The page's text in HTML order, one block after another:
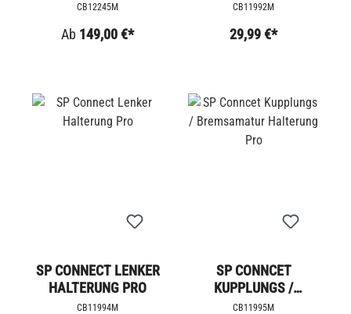
CB12245M
Ab 149,00 €*
CB11992M
29,99 €*
SP CONNECT LENKER
HALTERUNG PRO
CB11994M
SP CONNCET
KUPPLUNGS /
BREMSAMATUR
CB11995M